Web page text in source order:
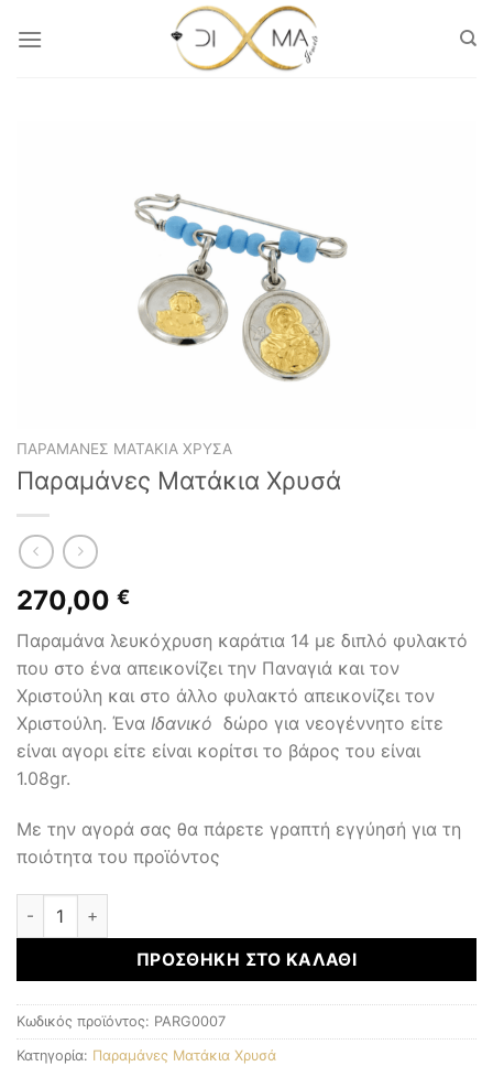
στο
ΠΑΡΑΜΆΝΕΣ ΜΑΤΆΚΙΑ ΧΡΥΣΆ
Παραμάνες Ματάκια Χρυσά
270,00 €
Παραμάνα λευκόχρυση καράτια 14 με διπλό φυλακτό
που στο ένα απεικονίζει την Παναγιά και τον
Χριστούλη και στο άλλο φυλακτό απεικονίζει τον
Χριστούλη. Ένα Ιδανικό δώρο για νεογέννητο είτε
είναι αγορι είτε είναι κορίτσι το βάρος του είναι
1.08gr.
Με την αγορά σας θα πάρετε γραπτή εγγύησή για τη
ποιότητα του προϊόντος
Παραμάνες Ματάκια Χρυσά ποσότητα
ΠΡΟΣΘΉΚΗ ΣΤΟ ΚΑΛΆΘΙ
Κωδικός προϊόντος: PARG0007
Κατηγορία: Παραμάνες Ματάκια Χρυσά